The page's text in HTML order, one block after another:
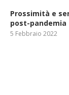
Prossimità e
post-pandemia
5 Febbraio 2022